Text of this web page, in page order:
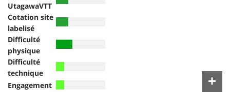
UtagawaVTT
Cotation site
labelisé
Difficulté
physique
Difficulté
technique
Engagement